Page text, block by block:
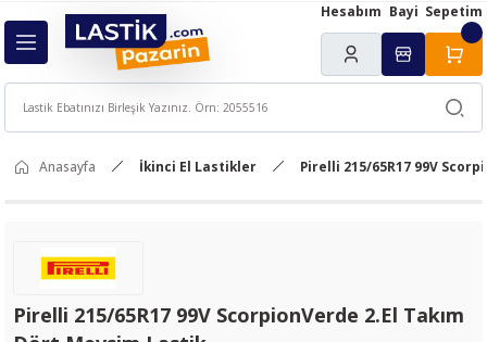
Geri Dön
Hesabım Bayi Sepetim
Anasayfa İkinci El Lastikler Pirelli 215/65R17 99V
Pirelli 215/65R17 99V ScorpionVerde 2.El Takım